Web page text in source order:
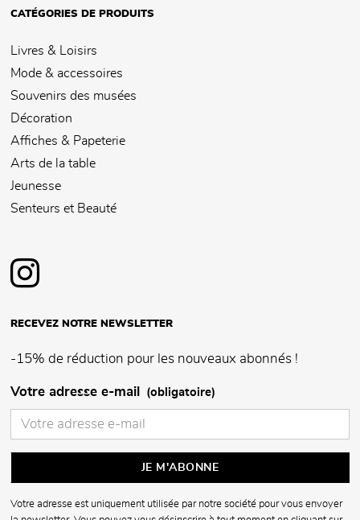
CATÉGORIES DE PRODUITS
Livres & Loisirs
Mode & accessoires
Souvenirs des musées
Décoration
Affiches & Papeterie
Arts de la table
Jeunesse
Senteurs et Beauté
RECEVEZ NOTRE NEWSLETTER
-15% de réduction pour les nouveaux abonnés !
Votre adresse e-mail (obligatoire)
Votre adresse est uniquement utilisée par notre société pour vous envoyer